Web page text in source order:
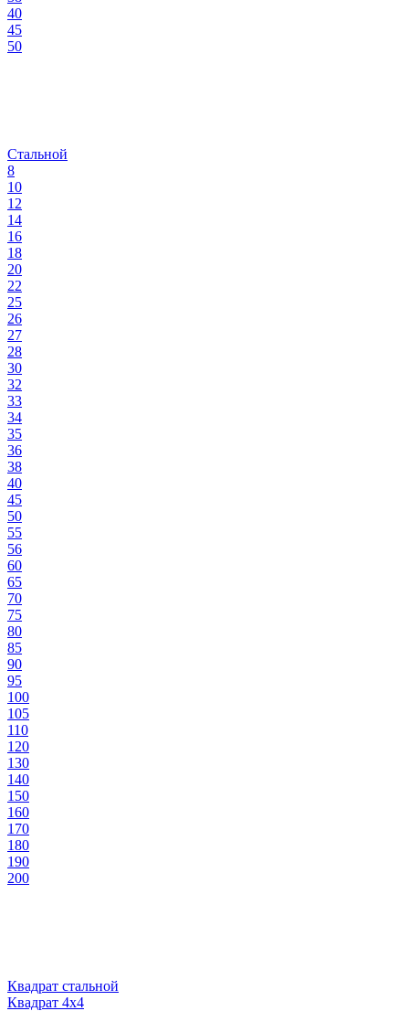
40
45
50
Стальной
8
10
12
14
16
18
20
22
25
26
27
28
30
32
33
34
35
36
38
40
45
50
55
56
60
65
70
75
80
85
90
95
100
105
110
120
130
140
150
160
170
180
190
200
Квадрат стальной
Квадрат 4х4